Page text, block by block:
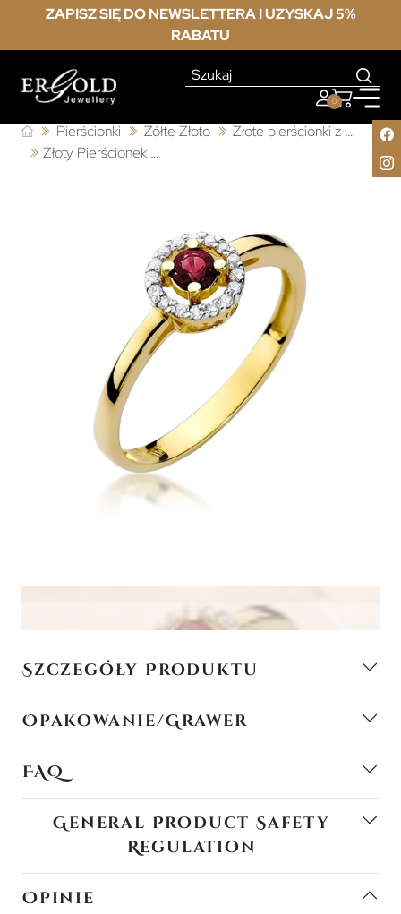
ZAPISZ SIĘ DO NEWSLETTERA I UZYSKAJ 5%
RABATU
0
Pierścionki Żółte Złoto
Złote pierścionki z rubinem
Złoty Pierścionek 585 z diamentem rubin 0,15ct
Szczegóły Produktu
Opakowanie/Grawer
FAQ
General Product Safety
Regulation
Opinie